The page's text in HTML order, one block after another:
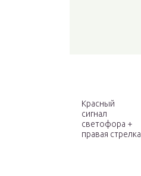
Красный
сигнал
светофора +
правая стрелка